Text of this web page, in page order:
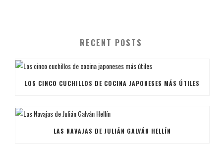
RECENT POSTS
LOS CINCO CUCHILLOS DE COCINA JAPONESES MÁS ÚTILES
LAS NAVAJAS DE JULIÁN GALVÁN HELLÍN